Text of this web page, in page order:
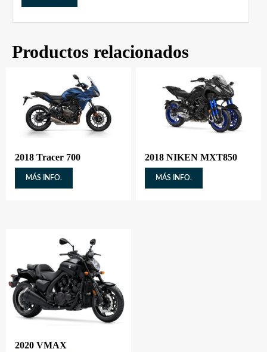
Productos relacionados
2018 Tracer 700
MÁS INFO.
2018 NIKEN MXT850
MÁS INFO.
2020 VMAX